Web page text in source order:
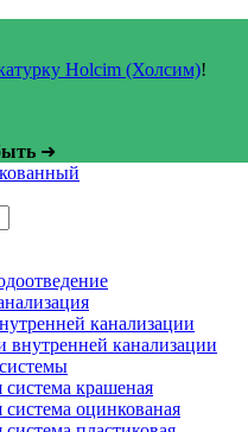
Holcim (Холсим)!
➜
канализации
внутренней канализации
крашеная
оцинкованая